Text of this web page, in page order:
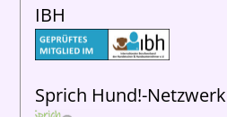
IBH
Sprich Hund!-Netzwerk